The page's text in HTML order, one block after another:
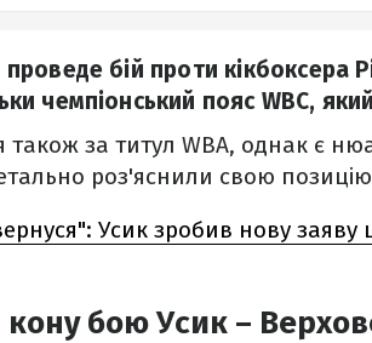
бій проти кікбоксера
чемпіонський пояс WBC,
також за титул WBA, однак є
роз'яснили свою
Усик зробив нову
кону бою Усик –